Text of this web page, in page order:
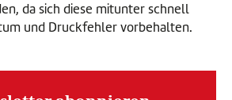
da sich diese mitunter schnell
und Druckfehler vorbehalten.